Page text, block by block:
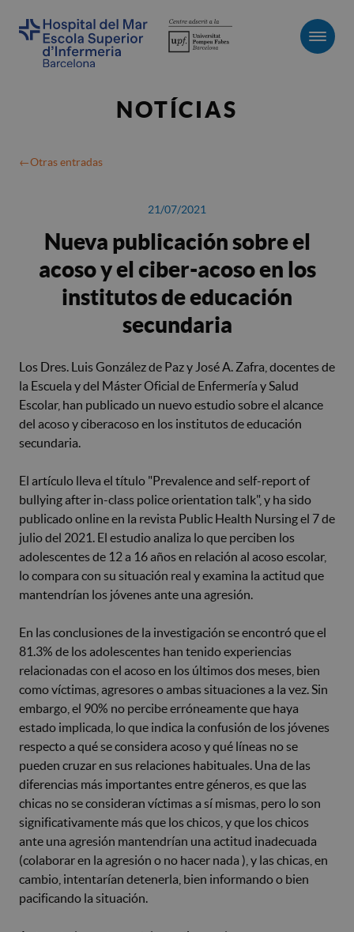
NOTÍCIAS
Otras entradas
21/07/2021
Nueva publicación sobre el
acoso y el ciber-acoso en los
institutos de educación
secundaria
Los Dres. Luis González de Paz y José A. Zafra, docentes de
la Escuela y del Máster Oficial de Enfermería y Salud
Escolar, han publicado un nuevo estudio sobre el alcance
del acoso y ciberacoso en los institutos de educación
secundaria.
El artículo lleva el título "Prevalence and self-report of
bullying after in-class police orientation talk", y ha sido
publicado online en la revista Public Health Nursing el 7 de
julio del 2021. El estudio analiza lo que perciben los
adolescentes de 12 a 16 años en relación al acoso escolar,
lo compara con su situación real y examina la actitud que
mantendrían los jóvenes ante una agresión.
En las conclusiones de la investigación se encontró que el
81.3% de los adolescentes han tenido experiencias
relacionadas con el acoso en los últimos dos meses, bien
como víctimas, agresores o ambas situaciones a la vez. Sin
embargo, el 90% no percibe erróneamente que haya
estado implicada, lo que indica la confusión de los jóvenes
respecto a qué se considera acoso y qué líneas no se
pueden cruzar en sus relaciones habituales. Una de las
diferencias más importantes entre géneros, es que las
chicas no se consideran víctimas a sí mismas, pero lo son
significativamente más que los chicos, y que los chicos
ante una agresión mantendrían una actitud inadecuada
(colaborar en la agresión o no hacer nada ), y las chicas, en
cambio, intentarían detenerla, bien informando o bien
pacificando la situación.